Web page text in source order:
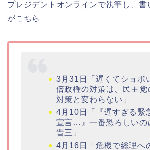
プレジデントオンラインで執筆し、書
がこちら
3月31日「遅くてショボ
倍政権の対策は、民主党
対策と変わらない」
4月10日「『遅すぎる緊
宣言…』一番恐ろしいの
晋三」
4月16日「危機で総理へ